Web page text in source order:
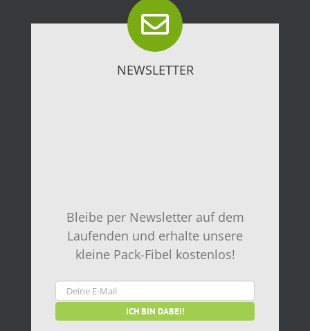
NEWSLETTER
Bleibe per Newsletter auf dem
Laufenden und erhalte unsere
kleine Pack-Fibel kostenlos!